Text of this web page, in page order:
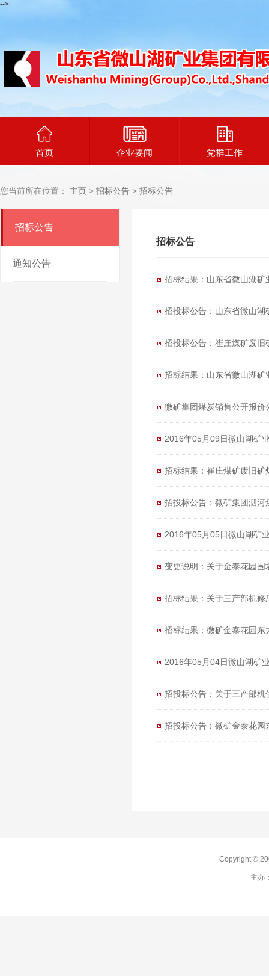
-->
首页 企业要闻 党群工作
您当前所在位置： 主页 > 招标公告 > 招标公告
招标公告
通知公告
招标公告
招标结果：山东省微山湖
招投标公告：山东省微山
招投标公告：崔庄煤矿废旧
招标结果：山东省微山湖
微矿集团煤炭销售公开报价
2016年05月09日微山湖矿
招标结果：崔庄煤矿废旧矿
招投标公告：微矿集团泗河
2016年05月05日微山湖矿
变更说明：关于金泰花园
招标结果：关于三产部机
招标结果：微矿金泰花园
2016年05月04日微山湖矿
招投标公告：关于三产部
招投标公告：微矿金泰花
Copyright ©
主办